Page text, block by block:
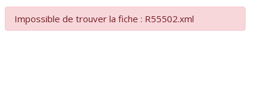
Impossible de trouver la fiche : R55502.xml